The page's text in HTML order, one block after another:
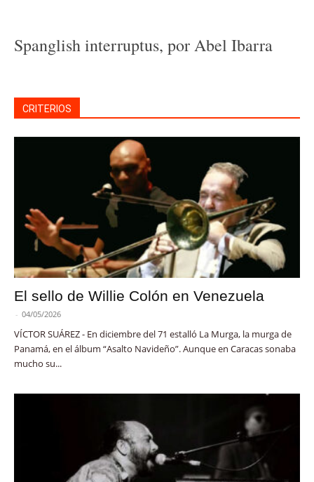
Spanglish interruptus, por Abel Ibarra
CRITERIOS
El sello de Willie Colón en Venezuela
- 04/05/2026
VÍCTOR SUÁREZ - En diciembre del 71 estalló La Murga, la murga de
Panamá, en el álbum “Asalto Navideño”. Aunque en Caracas sonaba
mucho su...